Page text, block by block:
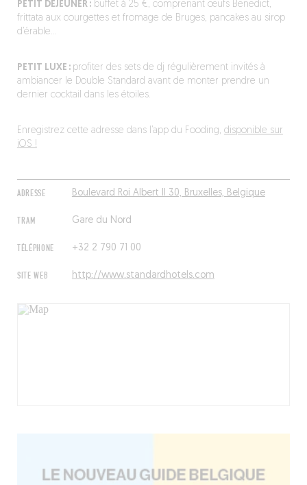
ADRESSE Boulevard Roi Albert II 30, Bruxelles, Belgique
TRAM Gare du Nord
TÉLÉPHONE +32 2 790 71 00
SITE WEB http://www.standardhotels.com
PETIT DÉJEUNER :buffet à 25 €, comprenant œufs Benedict,
frittata aux courgettes et fromage de Bruges, pancakes au sirop
d’érable…
PETIT LUXE : profiter des sets de dj régulièrement invités à
ambiancer le Double Standard avant de monter prendre un
dernier cocktail dans les étoiles.
Enregistrez cette adresse dans l’app du Fooding, disponible sur
iOS !